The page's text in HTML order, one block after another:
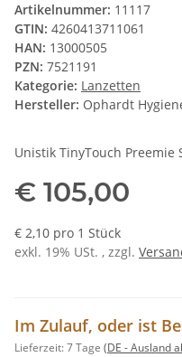
Artikelnummer: 11117
GTIN: 4260413711061
HAN: 13000505
PZN: 7521191
Kategorie: Lanzetten
Hersteller: Ophardt
Unistik TinyTouch Preemie
€ 105,00
€ 2,10 pro 1 Stück
exkl. 19% USt. , zzgl.
Im Zulauf, oder ist
Lieferzeit:7 Tage (DE - Ausland